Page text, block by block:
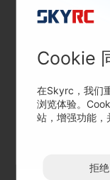
Cookie
在Skyrc，我们
浏览体验。
站，增强功能，
拒绝